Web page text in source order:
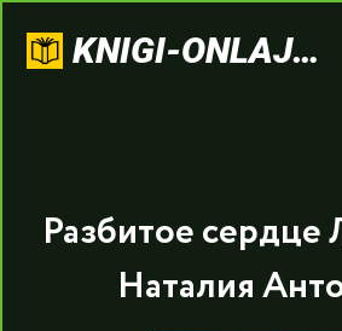
KNIGI-ONLAJN.COM
Разбитое сердце
Hаталия